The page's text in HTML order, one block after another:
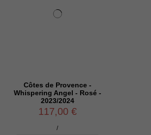
Côtes de Provence -
Whispering Angel - Rosé -
2023/2024
117,00 €
/